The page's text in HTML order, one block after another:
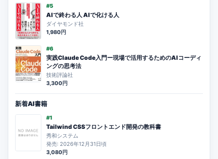
#5
AIで終わる人 AIで化ける人
ダイヤモンド社
1,980円
#6
実践Claude Code入門ー現場で活用するためのAIコーディ
ングの思考法
技術評論社
3,300円
新着AI書籍
#1
Tailwind CSSフロントエンド開発の教科書
秀和システム
発売: 2026年12月31日頃
3,080円